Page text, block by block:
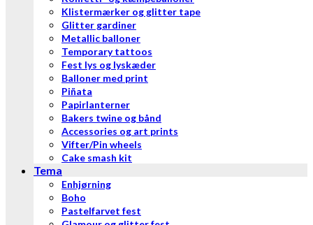
Klistermærker og glitter tape
Glitter gardiner
Metallic balloner
Temporary tattoos
Fest lys og lyskæder
Balloner med print
Piñata
Papirlanterner
Bakers twine og bånd
Accessories og art prints
Vifter/Pin wheels
Cake smash kit
Tema
Enhjørning
Boho
Pastelfarvet fest